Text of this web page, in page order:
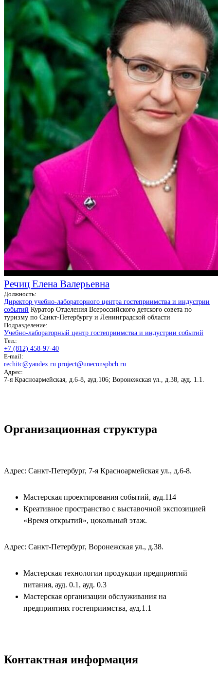
Речиц Елена Валерьевна
Должность:
Директор учебно-лабораторного центра гостеприимства и индустрии
событий Куратор Отделения Всероссийского детского совета по
туризму по Санкт-Петербургу и Ленинградской области
Подразделение:
Учебно-лабораторный центр гостеприимства и индустрии событий
Тел.:
+7 (812) 458-97-40
E-mail:
rechitc@yandex.ru project@uneconspbcb.ru
Адрес:
7-я Красноармейская, д.6-8, ауд.106; Воронежская ул., д.38, ауд. 1.1.
Организационная структура
Адрес: Санкт-Петербург, 7-я Красноармейская ул., д.6-8.
Мастерская проектирования событий, ауд.114
Креативное пространство с выставочной экспозицией
«Время открытий», цокольный этаж.
Адрес: Санкт-Петербург, Воронежская ул., д.38.
Мастерская технологии продукции предприятий
питания, ауд. 0.1, ауд. 0.3
Мастерская организации обслуживания на
предприятиях гостеприимства, ауд.1.1
Контактная информация